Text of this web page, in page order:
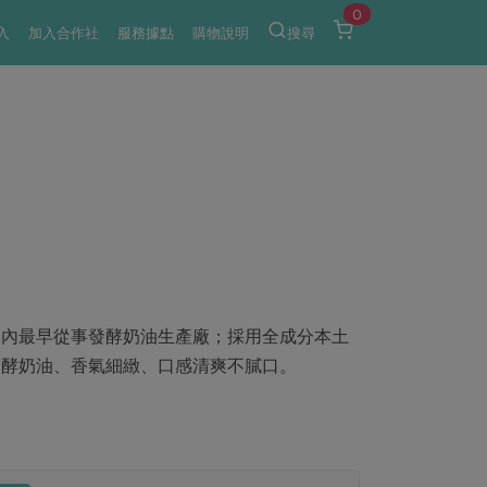
加入合作社 服務據點 購物說明 搜尋
0
最早從事發酵奶油生產廠；採用全成分本土
奶油、香氣細緻、口感清爽不膩口。